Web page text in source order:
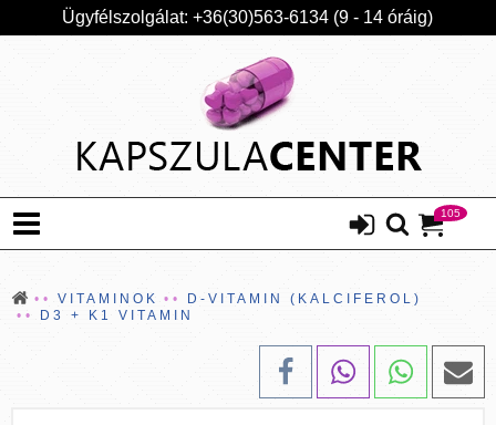
Ügyfélszolgálat: +36(30)563-6134 (9 - 14 óráig)
105
VITAMINOK
D-VITAMIN (KALCIFEROL)
D3 + K1 VITAMIN